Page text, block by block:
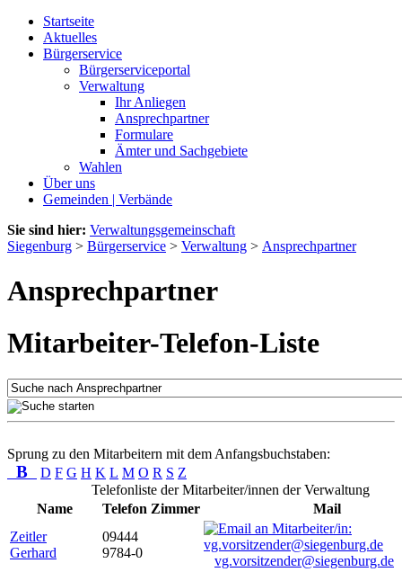
Startseite
Aktuelles
Bürgerservice
Bürgerserviceportal
Verwaltung
Ihr Anliegen
Ansprechpartner
Formulare
Ämter und Sachgebiete
Wahlen
Über uns
Gemeinden | Verbände
Sie sind hier: Verwaltungsgemeinschaft
Siegenburg > Bürgerservice > Verwaltung > Ansprechpartner
Ansprechpartner
Mitarbeiter-Telefon-Liste
Sprung zu den Mitarbeitern mit dem Anfangsbuchstaben:
B D F G H K L M O R S Z
Telefonliste der Mitarbeiter/innen der Verwaltung
Name
Telefon Zimmer
Mail
Zeitler
Gerhard
09444
9784-0
vg.vorsitzender@siegenburg.de